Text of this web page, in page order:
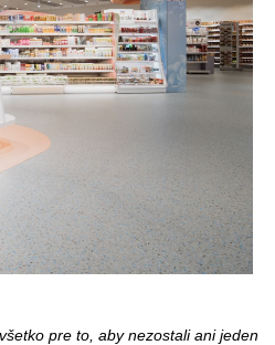
pre to, aby nezostali ani jeden